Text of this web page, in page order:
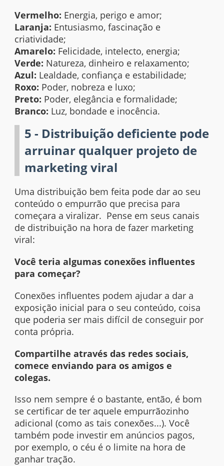
Vermelho: Energia, perigo e amor;
Laranja: Entusiasmo, fascinação e
criatividade;
Amarelo: Felicidade, intelecto, energia;
Verde: Natureza, dinheiro e relaxamento;
Azul: Lealdade, confiança e estabilidade;
Roxo: Poder, nobreza e luxo;
Preto: Poder, elegância e formalidade;
Branco: Luz, bondade e inocência.
5 - Distribuição deficiente pode
arruinar qualquer projeto de
marketing viral
Uma distribuição bem feita pode dar ao seu
conteúdo o empurrão que precisa para
começara a viralizar. Pense em seus canais
de distribuição na hora de fazer marketing
viral:
Você teria algumas conexões influentes
para começar?
Conexões influentes podem ajudar a dar a
exposição inicial para o seu conteúdo, coisa
que poderia ser mais difícil de conseguir por
conta própria.
Compartilhe através das redes sociais,
comece enviando para os amigos e
colegas.
Isso nem sempre é o bastante, então, é bom
se certificar de ter aquele empurrãozinho
adicional (como as tais conexões...). Você
também pode investir em anúncios pagos,
por exemplo, o céu é o limite na hora de
ganhar tração.